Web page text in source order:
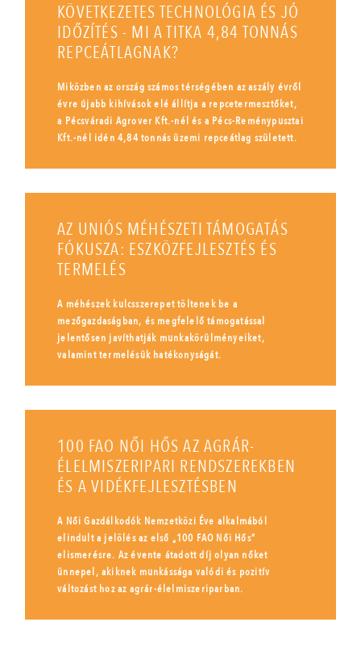
KÖVETKEZETES TECHNOLÓGIA ÉS JÓ
IDŐZÍTÉS - MI A TITKA 4,84 TONNÁS
REPCEÁTLAGNAK?
Miközben az ország számos térségében az aszály évről
évre újabb kihívások elé állítja a repcetermesztőket,
a Pécsváradi Agrover Kft.-nél és a Pécs-Reménypusztai
Kft.-nél idén 4,84 tonnás üzemi repceátlag született.
AZ UNIÓS MÉHÉSZETI TÁMOGATÁS
FÓKUSZA: ESZKÖZFEJLESZTÉS ÉS
TERMELÉS
A méhészek kulcsszerepet töltenek be a
mezőgazdaságban, és megfelelő támogatással
jelentősen javíthatják munkakörülményeiket,
valamint termelésük hatékonyságát.
100 FAO NŐI HŐS AZ AGRÁR-
ÉLELMISZERIPARI RENDSZEREKBEN
ÉS A VIDÉKFEJLESZTÉSBEN
A Női Gazdálkodók Nemzetközi Éve alkalmából
elindult a jelölés az első „100 FAO Női Hős”
elismerésre. Az évente átadott díj olyan nőket
ünnepel, akiknek munkássága valódi és pozitív
változást hoz az agrár-élelmiszeriparban.